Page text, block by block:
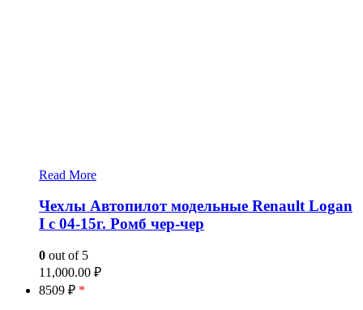
Read More
Чехлы Автопилот модельные Renault Logan
I с 04-15г. Ромб чер-чер
0 out of 5
11,000.00 ₽
8509 ₽ *